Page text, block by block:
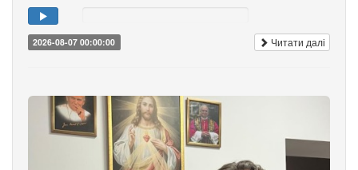
2026-08-07 00:00:00 Читати далі